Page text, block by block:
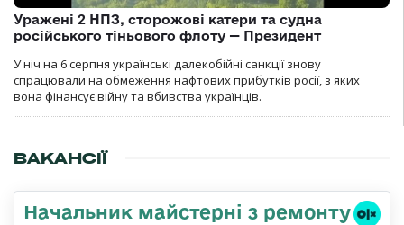
Уражені 2 НПЗ, сторожові катери та судна
російського тіньового флоту — Президент
У ніч на 6 серпня українські далекобійні санкції знову
спрацювали на обмеження нафтових прибутків росії, з яких
вона фінансує війну та вбивства українців.
ВАКАНСІЇ
Начальник майстеpні з ремонту